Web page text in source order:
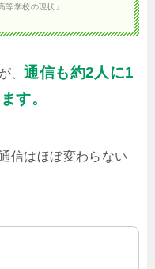
等学校の現状」
、通信も約2人に1
す。
信はほぼ変わらない